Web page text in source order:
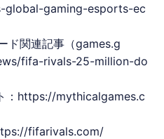
gaming-esports-ec
ド関連記事（games.g
fifa-rivals-25-million-do
https://mythicalgames.c
fifarivals.com/